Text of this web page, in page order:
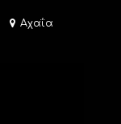
Αχαΐα